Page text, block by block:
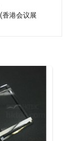
香港会议展
香港会议展
港会议展览